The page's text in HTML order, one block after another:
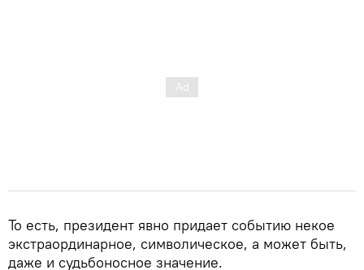
То есть, президент явно придает событию некое
экстраординарное, символическое, а может быть,
даже и судьбоносное значение.